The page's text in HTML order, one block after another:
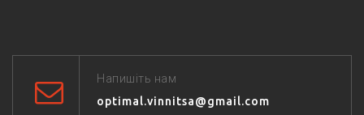
Напишіть нам
optimal.vinnitsa@gmail.com